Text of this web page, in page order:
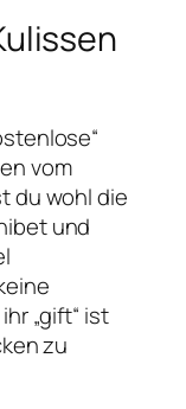
vom
du wohl die
und
„gift“ ist
zu